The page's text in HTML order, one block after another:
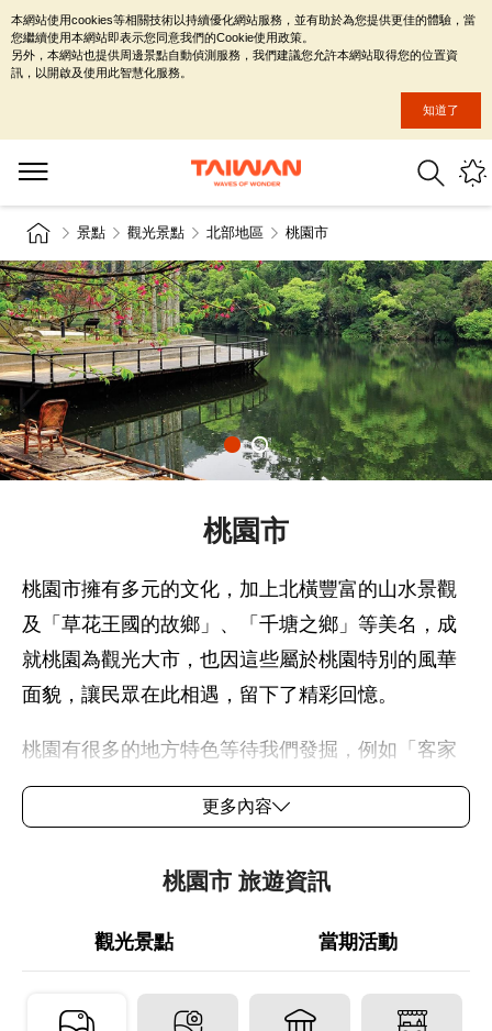
景點 觀光景點 北部地區 桃園市
桃園市
桃園市擁有多元的文化，加上北橫豐富的山水景觀
及「草花王國的故鄉」、「千塘之鄉」等美名，成
就桃園為觀光大市，也因這些屬於桃園特別的風華
面貌，讓民眾在此相遇，留下了精彩回憶。
桃園有很多的地方特色等待我們發掘，例如「客家
文化」、「眷村體驗」、「農村生活」、「步
道」、「鐵馬遊」及「產業體驗」等，我們都將努
的熱門景點，也是下一個「相遇在桃園」的故事。
更多旅遊資訊，詳見 桃園觀光導覽網。
更多內容
桃園市 旅遊資訊
觀光景點 當期活動
本網站使用cookies等相關技術以持續優化網站服務，並有助於為您提供更佳的體驗，當
您繼續使用本網站即表示您同意我們的Cookie使用政策。
另外，本網站也提供周邊景點自動偵測服務，我們建議您允許本網站取得您的位置資
訊，以開啟及使用此智慧化服務。
知道了